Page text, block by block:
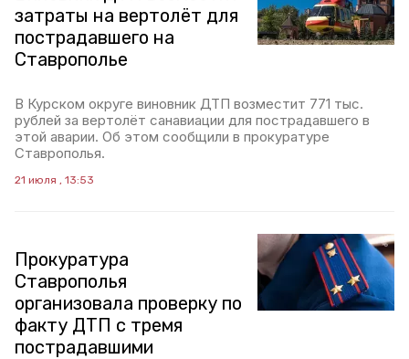
затраты на вертолёт для
пострадавшего на
Ставрополье
В Курском округе виновник ДТП возместит 771 тыс.
рублей за вертолёт санавиации для пострадавшего в
этой аварии. Об этом сообщили в прокуратуре
Ставрополья.
21 июля , 13:53
Прокуратура
Ставрополья
организовала проверку по
факту ДТП с тремя
пострадавшими